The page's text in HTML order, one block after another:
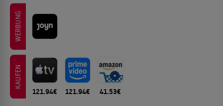
WERBUNG
KAUFEN
121.94€ 121.94€ 41.53€